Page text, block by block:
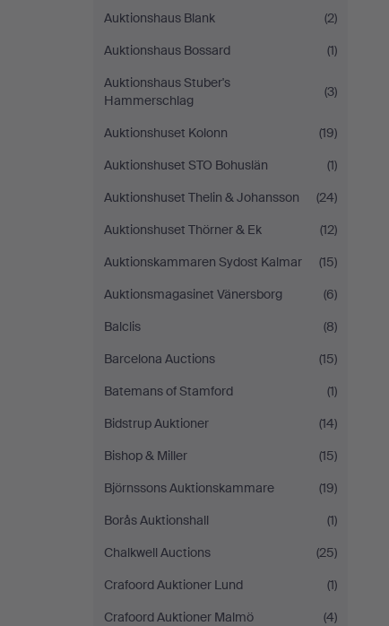
Auktionshaus Blank
(2)
Auktionshaus Bossard
(1)
Auktionshaus Stuber's
Hammerschlag
(3)
Auktionshuset Kolonn
(19)
Auktionshuset STO Bohuslän
(1)
Auktionshuset Thelin & Johansson
(24)
Auktionshuset Thörner & Ek
(12)
Auktionskammaren Sydost Kalmar
(15)
Auktionsmagasinet Vänersborg
(6)
Balclis
(8)
Barcelona Auctions
(15)
Batemans of Stamford
(1)
Bidstrup Auktioner
(14)
Bishop & Miller
(15)
Björnssons Auktionskammare
(19)
Borås Auktionshall
(1)
Chalkwell Auctions
(25)
Crafoord Auktioner Lund
(1)
Crafoord Auktioner Malmö
(4)